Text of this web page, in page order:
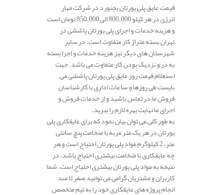
قیمت عایق پلی یورتان بجنورد در شرکت مهار
انرژی در هر کیلو 800.000 الی 850.000 تومان است
و هزینه خدمات و اجرای پلی یورتان پاششی در
تهران بسته متراژ کار متفاوت است. در سایر
شهرستان های دیگر نیز هزینه خدمات و اجرا بسته
به در و نزدیک بودن کار متفاوت می باشد. جهت
استعلام قیمت روز عایق پلی یورتان پاششی می
بایست طی روزها و ساعات اداری با کارشناسان
فروش ما در تماس باشید و از خدمات فروش و
اجرای ما نهایت بهره لازم را ببرید.
به طور کلی می توان بیان نمود که برای عایقکاری پلی
یورتان در هر یک متر مربه با ضخامت پنچ سانتی
متر، 2 کیلوگرم مواد پلی یورتان احتیاج است و هر
چه عایقکاری با ضخامت بیشتری احتیاج باشد، در
نتیجه به مواد پلی یورتان بیشتری احتیاج است. شما
کاربران و مشتریان گرامی می توانید صفر تا صد
انجام پروژه های عایقکاری خود را به تیم متخصص